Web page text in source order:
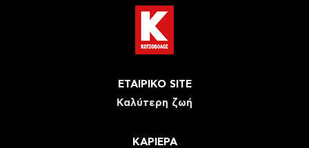
ΕΤΑΙΡΙΚΟ SITE
Καλύτερη ζωή
ΚΑΡΙΕΡΑ